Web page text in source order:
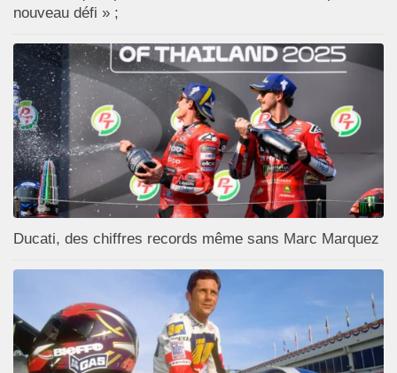
nouveau défi » ;
Ducati, des chiffres records même sans Marc Marquez